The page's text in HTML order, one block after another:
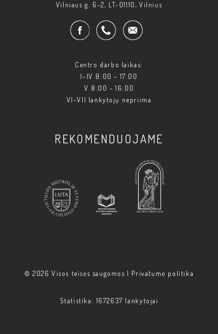
Vilniaus g. 6-2, LT-01110, Vilnius
Centro darbo laikas:
I-IV 8:00 – 17:00
V 8:00 – 16:00
VI-VII lankytojų nepriima
REKOMENDUOJAME
© 2026 Visos teisės saugomos | Privatumo politika
Statistika: 1672637 lankytojai